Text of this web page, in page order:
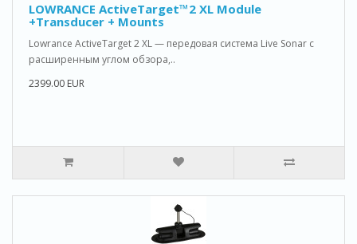
LOWRANCE ActiveTarget™2 XL Module
+Transducer + Mounts
Lowrance ActiveTarget 2 XL — передовая система Live Sonar с
расширенным углом обзора,..
2399.00 EUR